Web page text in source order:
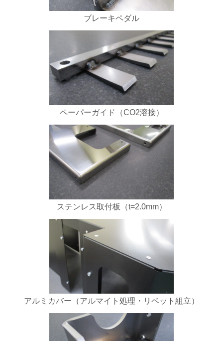
ブレーキペダル
ペーパーガイド（CO2溶接）
ステンレス取付板（t=2.0mm）
アルミカバー（アルマイト処理・リベット組立）